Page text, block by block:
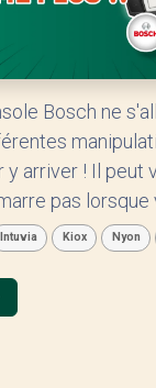
Bosch ne
y arriver ! Il peut
pas lorsque
Intuvia Kiox Nyon